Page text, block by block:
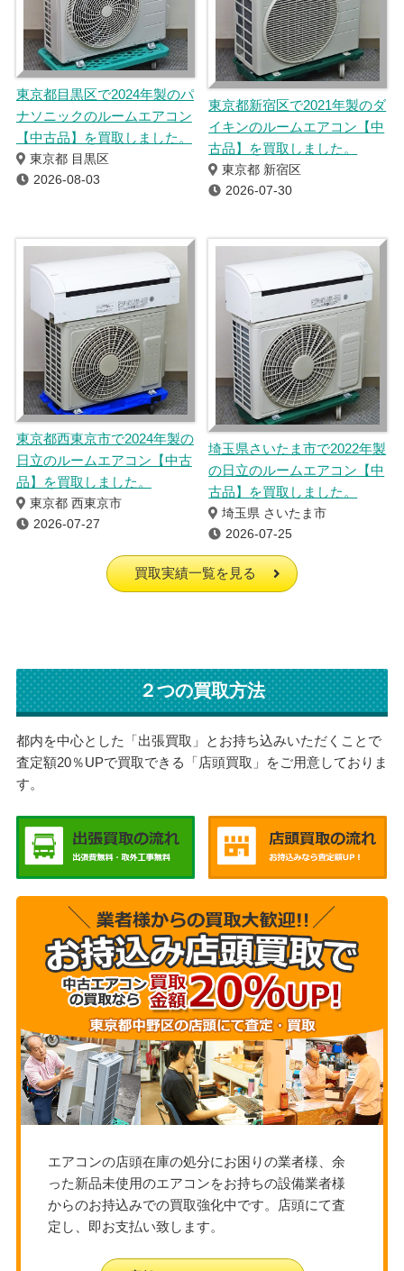
東京都目黒区で2024年製のパ
ナソニックのルームエアコン
【中古品】を買取しました。
東京都 目黒区
2026-08-03
東京都新宿区で2021年製のダ
イキンのルームエアコン【中
古品】を買取しました。
東京都 新宿区
2026-07-30
東京都西東京市で2024年製の
日立のルームエアコン【中古
品】を買取しました。
東京都 西東京市
2026-07-27
埼玉県さいたま市で2022年製
の日立のルームエアコン【中
古品】を買取しました。
埼玉県 さいたま市
2026-07-25
買取実績一覧を見る
２つの買取方法
都内を中心とした「出張買取」とお持ち込みいただくことで
査定額20％UPで買取できる「店頭買取」をご用意しておりま
す。
エアコンの店頭在庫の処分にお困りの業者様、余
った新品未使用のエアコンをお持ちの設備業者様
からのお持込みでの買取強化中です。店頭にて査
定し、即お支払い致します。